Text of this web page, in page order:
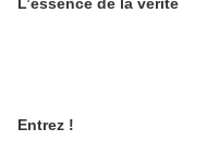
Entrez !